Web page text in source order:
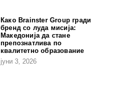
Како Brainster Group гради
бренд со луда мисија:
Македонија да стане
препознатлива по
квалитетно образование
јуни 3, 2026